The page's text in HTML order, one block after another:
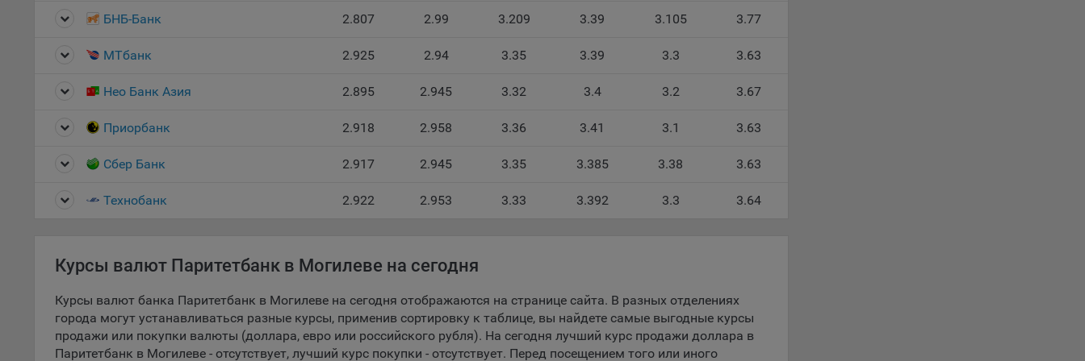
5.1. Обеспечение удобства пользователей сайтов;
5.2. Повышение качества функционирования сайтов, в том числе корректность
5.3. Сбор аналитической информации в обобщенном виде для оценки и
комментария. Данные файлы cookie используются в целях обеспечения
уведомлял пользователя об их использовании — но в таком случае некоторые
разделы сайта могут не работать).
9.2. Функциональные файлы cookie, например, определяющие имя пользователя.
Данные файлы cookie используются для обеспечения работы некоторых
дополнительных функций сайтов, например, для хранения предпочтений
БНБ-Банк 2.807 2.99 3.209 3.39 3.105 3.77
МТбанк 2.925 2.94 3.35 3.39 3.3 3.63
Нео Банк Азия 2.895 2.945 3.32 3.4 3.2 3.67
Приорбанк 2.918 2.958 3.36 3.41 3.1 3.63
Сбер Банк 2.917 2.945 3.35 3.385 3.38 3.63
Технобанк 2.922 2.953 3.33 3.392 3.3 3.64
Курсы валют Паритетбанк в Могилеве на сегодня
Курсы валют банка Паритетбанк в Могилеве на сегодня отображаются на странице сайта. В разных отделениях
города могут устанавливаться разные курсы, применив сортировку к таблице, вы найдете самые выгодные курсы
продажи или покупки валюты (доллара, евро или российского рубля). На сегодня лучший курс продажи доллара в
Паритетбанк в Могилеве - отсутствует, лучший курс покупки - отсутствует. Перед посещением того или иного